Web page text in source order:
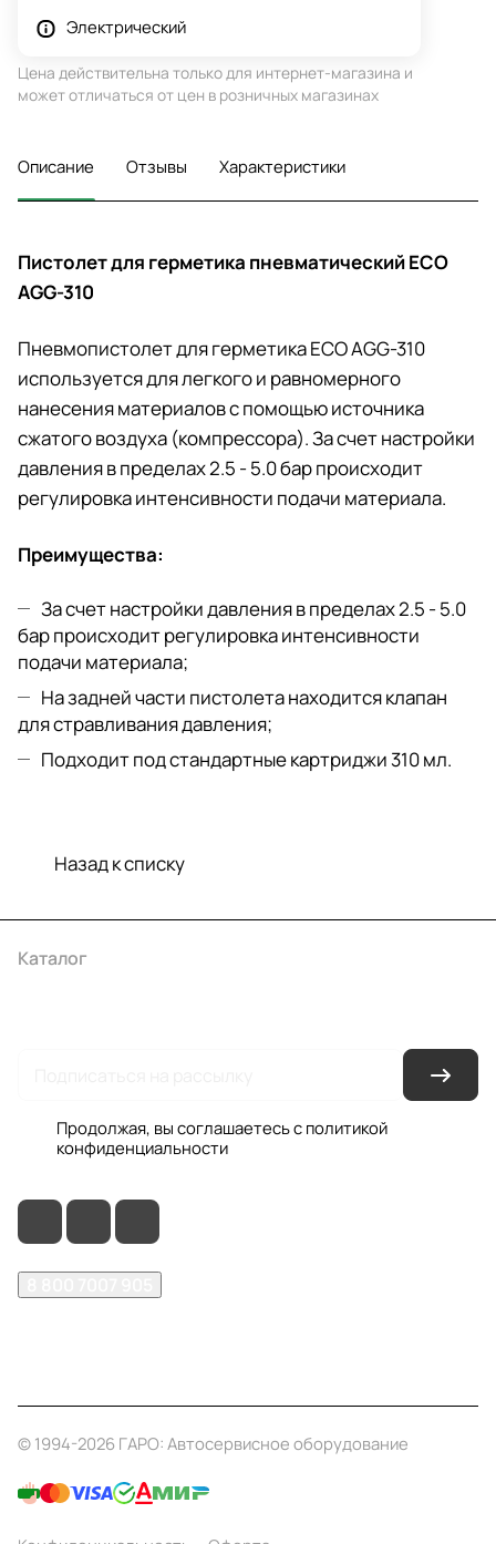
Электрический
Цена действительна только для интернет-магазина и
может отличаться от цен в розничных магазинах
Описание Отзывы Характеристики
Пистолет для герметика пневматический ECO
AGG-310
Пневмопистолет для герметика ECO AGG-310
используется для легкого и равномерного
нанесения материалов с помощью источника
сжатого воздуха (компрессора). За счет настройки
давления в пределах 2.5 - 5.0 бар происходит
регулировка интенсивности подачи материала.
Преимущества:
За счет настройки давления в пределах 2.5 - 5.0
бар происходит регулировка интенсивности
подачи материала;
На задней части пистолета находится клапан
для стравливания давления;
Подходит под стандартные картриджи 310 мл.
Назад к списку
Каталог
Продолжая, вы соглашаетесь с политикой
конфиденциальности
© 1994-2026 ГАРО: Автосервисное оборудование